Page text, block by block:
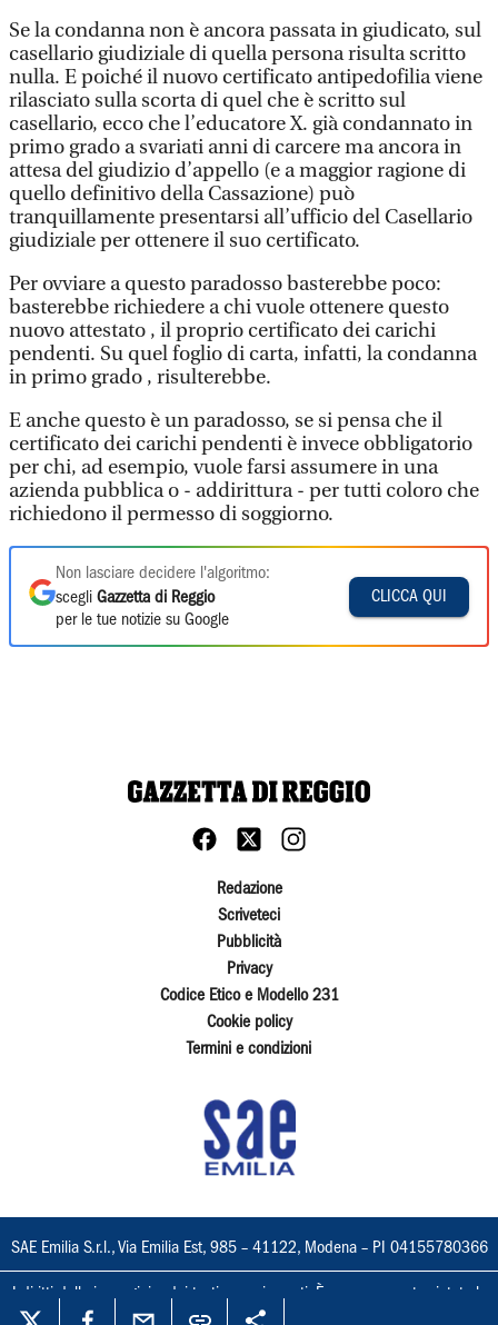
Se la condanna non è ancora passata in giudicato, sul
casellario giudiziale di quella persona risulta scritto
nulla. E poiché il nuovo certificato antipedofilia viene
rilasciato sulla scorta di quel che è scritto sul
casellario, ecco che l’educatore X. già condannato in
primo grado a svariati anni di carcere ma ancora in
attesa del giudizio d’appello (e a maggior ragione di
quello definitivo della Cassazione) può
tranquillamente presentarsi all’ufficio del Casellario
giudiziale per ottenere il suo certificato.
Per ovviare a questo paradosso basterebbe poco:
basterebbe richiedere a chi vuole ottenere questo
nuovo attestato , il proprio certificato dei carichi
pendenti. Su quel foglio di carta, infatti, la condanna
in primo grado , risulterebbe.
E anche questo è un paradosso, se si pensa che il
certificato dei carichi pendenti è invece obbligatorio
per chi, ad esempio, vuole farsi assumere in una
azienda pubblica o - addirittura - per tutti coloro che
richiedono il permesso di soggiorno.
Non lasciare decidere l'algoritmo:
scegli Gazzetta di Reggio
per le tue notizie su Google
CLICCA QUI
Redazione
Scriveteci
Pubblicità
Privacy
Codice Etico e Modello 231
Cookie policy
Termini e condizioni
SAE Emilia S.r.l., Via Emilia Est, 985 – 41122, Modena – PI 04155780366
I diritti delle immagini e dei testi sono riservati. È espressamente vietata la
loro riproduzione con qualsiasi mezzo e l'adattamento totale o parziale.